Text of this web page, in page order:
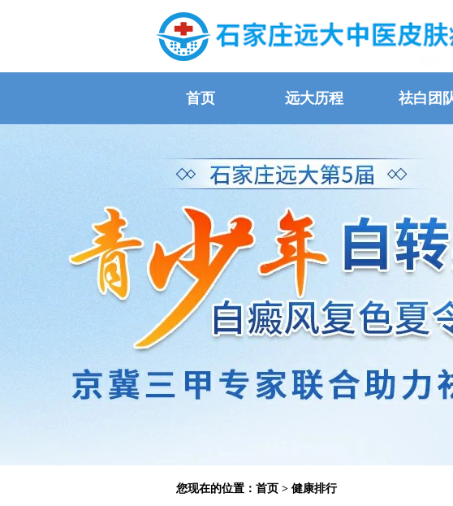
首页 远大历程 祛白团
您现在的位置： 首页 > 健康排行